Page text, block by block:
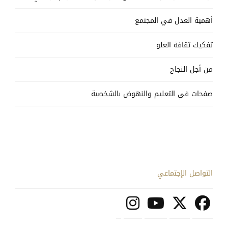
أهمية العدل في المجتمع
تفكيك ثقافة الغلو
من أجل النجاح
صفحات في التعليم والنهوض بالشخصية
التواصل الإجتماعي